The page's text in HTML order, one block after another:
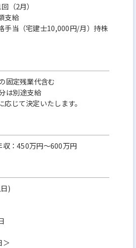
2月）
支給
当（宅建士10,000円/月）持株
固定残業代含む
は別途⽀給
じて決定いたします。
：450万円～600万円
)
＞